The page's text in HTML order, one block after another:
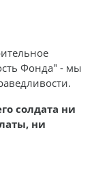
Фонда" - мы
солдата ни
ни